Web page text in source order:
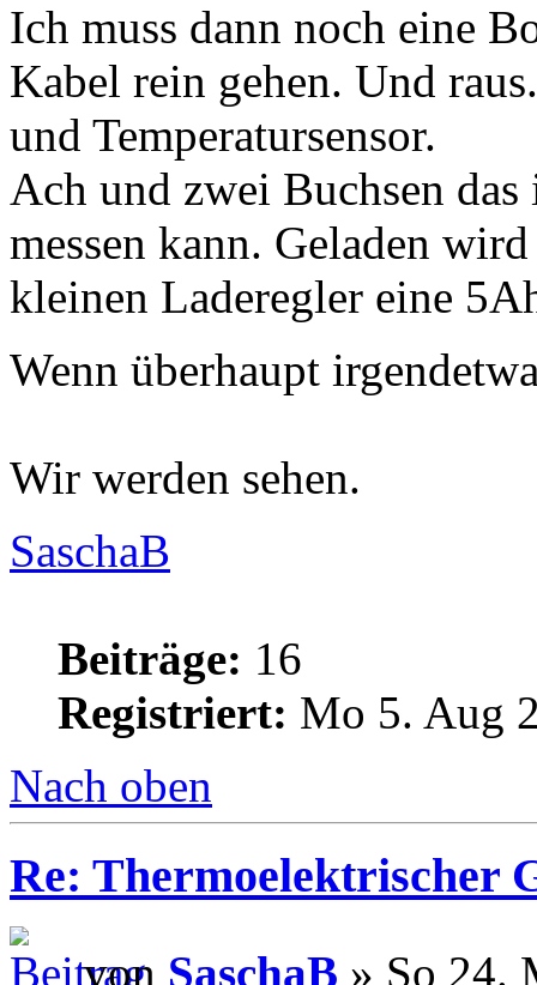
Ich muss dann noch eine
Kabel rein gehen. Und
und Temperatursensor.
Ach und zwei Buchsen
messen kann. Geladen
kleinen Laderegler eine
Wenn überhaupt
Wir werden sehen.
SaschaB
Beiträge: 16
Registriert: Mo 5. Aug
Nach oben
Re: Thermoelektrischer
von SaschaB » So 24.